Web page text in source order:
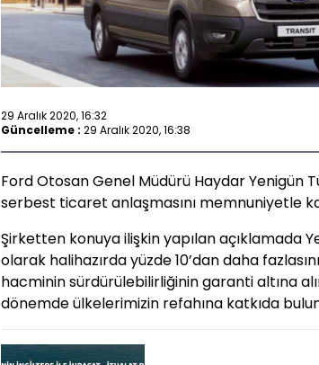
29 Aralık 2020, 16:32
Güncelleme : 29 Aralık 2020, 16:38
Ford Otosan Genel Müdürü Haydar Yenigün
serbest ticaret anlaşmasını memnuniyetle
Şirketten konuya ilişkin yapılan açıklamada
olarak halihazırda yüzde 10’dan daha
hacminin sürdürülebilirliğinin garanti altına
dönemde ülkelerimizin refahına katkıda